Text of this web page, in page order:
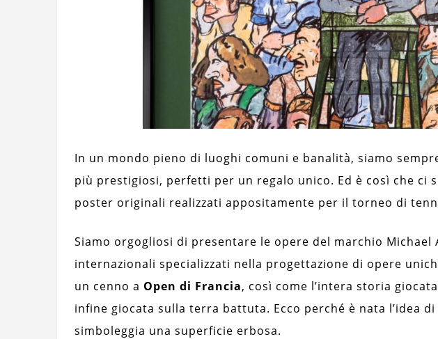
In un mondo pieno di luoghi comuni e banalità, siamo
più prestigiosi, perfetti per un regalo unico. Ed è così che ci
poster originali realizzati appositamente per il torneo di
Siamo orgogliosi di presentare le opere del marchio
internazionali specializzati nella progettazione di opere
un cenno a Open di Francia, così come l’intera storia
infine giocata sulla terra battuta. Ecco perché è nata l’idea
simboleggia una superficie erbosa.